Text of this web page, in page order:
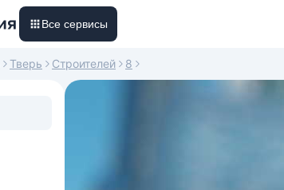
Все сервисы
Тверь Строителей 8